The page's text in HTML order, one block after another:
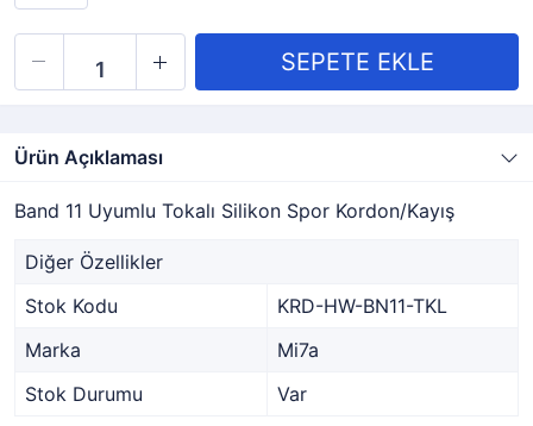
Ürün Açıklaması
Band 11 Uyumlu Tokalı Silikon Spor Kordon/Kayış
Diğer Özellikler
Stok Kodu
KRD-HW-BN11-TKL
Marka
Mi7a
Stok Durumu
Var